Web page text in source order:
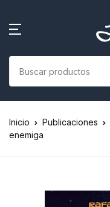
Inicio Publicaciones
enemiga